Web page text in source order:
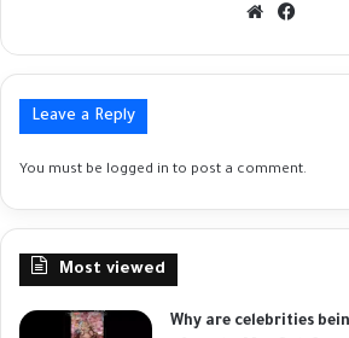
Website
Leave a Reply
You must be logged in to post a comment.
Most viewed
Why are celebrities